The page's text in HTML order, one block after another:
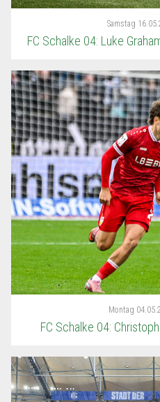
Samstag
FC Schalke 04: Luke
Montag
FC Schalke 04: